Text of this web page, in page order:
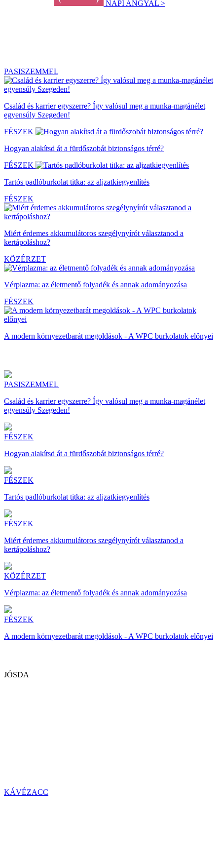
NAPI ANGYAL >
PASISZEMMEL
Család és karrier egyszerre? Így valósul meg a munka-magánélet
egyensúly Szegeden!
FÉSZEK
Hogyan alakítsd át a fürdőszobát biztonságos térré?
FÉSZEK
Tartós padlóburkolat titka: az aljzatkiegyenlítés
FÉSZEK
Miért érdemes akkumulátoros szegélynyírót választanod a
kertápoláshoz?
KÖZÉRZET
Vérplazma: az életmentő folyadék és annak adományozása
FÉSZEK
A modern környezetbarát megoldások - A WPC burkolatok előnyei
PASISZEMMEL
Család és karrier egyszerre? Így valósul meg a munka-magánélet
egyensúly Szegeden!
FÉSZEK
Hogyan alakítsd át a fürdőszobát biztonságos térré?
FÉSZEK
Tartós padlóburkolat titka: az aljzatkiegyenlítés
FÉSZEK
Miért érdemes akkumulátoros szegélynyírót választanod a
kertápoláshoz?
KÖZÉRZET
Vérplazma: az életmentő folyadék és annak adományozása
FÉSZEK
A modern környezetbarát megoldások - A WPC burkolatok előnyei
JÓSDA
KÁVÉZACC